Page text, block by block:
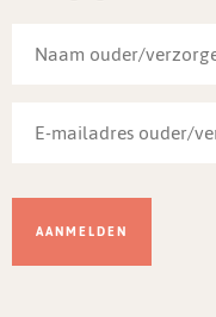
veld
niet